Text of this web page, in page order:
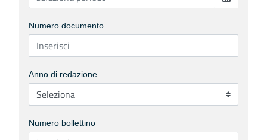
Numero documento
Anno di redazione
Numero bollettino